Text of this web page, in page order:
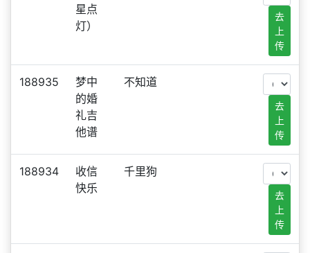
星点
灯）
去
上
传
188935
梦中
的婚
礼吉
他谱
不知道
去
上
传
188934
收信
快乐
千里狗
去
上
传